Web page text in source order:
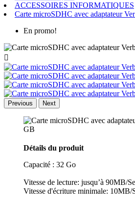
ACCESSOIRES INFORMATIQUES
Carte microSDHC avec adaptateur
En promo!

Previous Next
Détails du produit
Capacité : 32 Go
Vitesse de lecture: jusqu’à 90MB/
Vitesse d'écriture minimale: 10MB/